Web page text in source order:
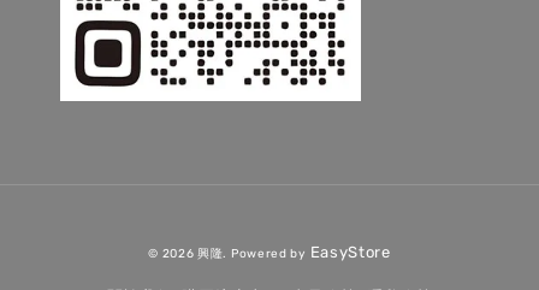
© 2026 興隆. Powered by EasyStore